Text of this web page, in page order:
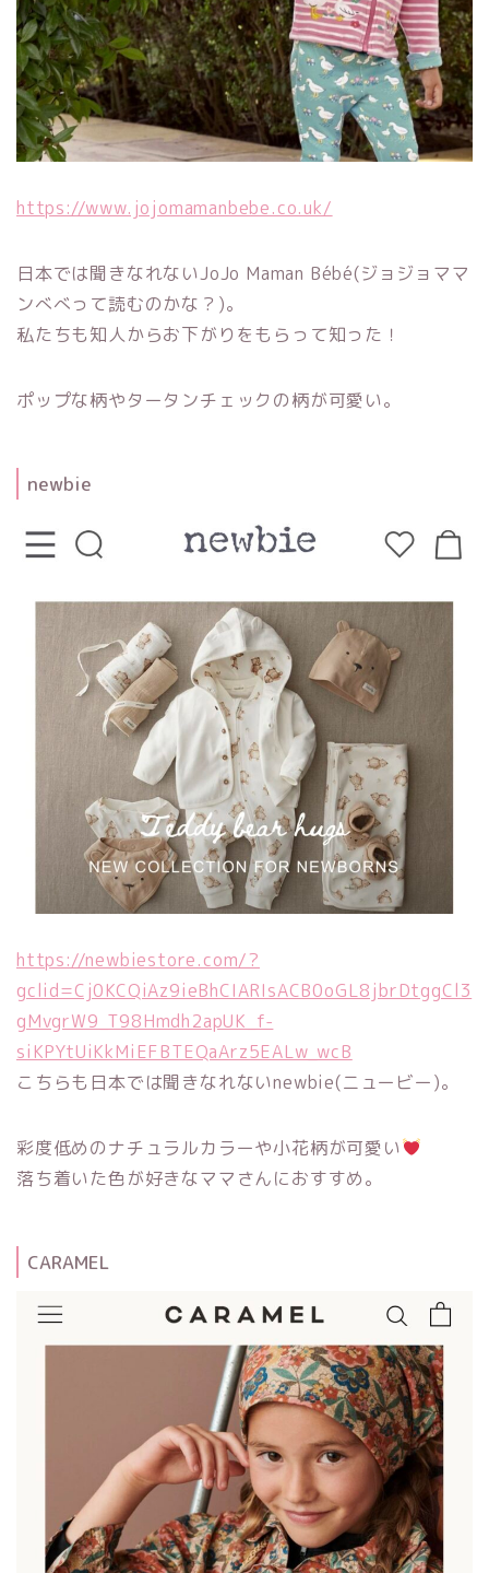
https://www.jojomamanbebe.co.uk/
日本では聞きなれないJoJo Maman Bébé(ジョジョママ
ンべべって読むのかな？)。
私たちも知人からお下がりをもらって知った！
ポップな柄やタータンチェックの柄が可愛い。
newbie
https://newbiestore.com/?
gclid=Cj0KCQiAz9ieBhCIARIsACB0oGL8jbrDtggCl3
gMvgrW9_T98Hmdh2apUK_f-
siKPYtUiKkMiEFBTEQaArz5EALw_wcB
こちらも日本では聞きなれないnewbie(ニュービー)。
彩度低めのナチュラルカラーや小花柄が可愛い
落ち着いた色が好きなママさんにおすすめ。
CARAMEL